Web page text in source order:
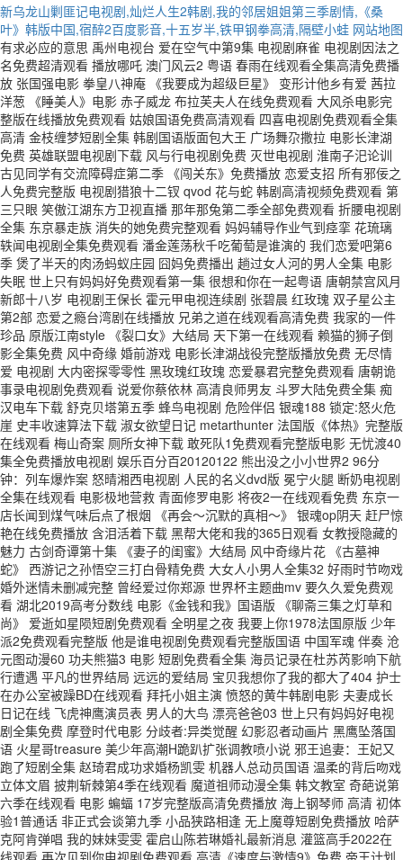
新乌龙山剿匪记电视剧,灿烂人生2韩剧,我的邻居姐姐第三季剧情,《桑
叶》韩版中国,宿醉2百度影音,十五岁半,铁甲钢拳高清,隔壁小蛙 网站地图
有求必应的意思 禹州电视台 爱在空气中第9集 电视剧麻雀 电视剧因法之
名免费超清观看 播放哪吒 澳门风云2 粤语 春雨在线观看全集高清免费播
放 张国强电影 拳皇八神庵 《我要成为超级巨星》 变形计他乡有爱 茜拉
洋葱 《睡美人》电影 赤子威龙 布拉芙夫人在线免费观看 大风杀电影完
整版在线播放免费观看 姑娘国语免费高清观看 四喜电视剧免费观看全集
高清 金枝缠梦短剧全集 韩剧国语版面包大王 广场舞尕撒拉 电影长津湖
免费 英雄联盟电视剧下载 风与行电视剧免费 灭世电视剧 淮南子汜论训
古见同学有交流障碍症第二季 《闯关东》免费播放 恋爱支招 所有邪佞之
人免费完整版 电视剧猎狼十二钗 qvod 花与蛇 韩剧高清视频免费观看 第
三只眼 笑傲江湖东方卫视直播 那年那兔第二季全部免费观看 折腰电视剧
全集 东京暴走族 消失的她免费完整观看 妈妈辅导作业气到痉挛 花琉璃
轶闻电视剧全集免费观看 潘金莲荡秋千吃葡萄是谁演的 我们恋爱吧第6
季 煲了半天的肉汤蚂蚁庄园 囧妈免费播出 趟过女人河的男人全集 电影
失眠 世上只有妈妈好免费观看第一集 很想和你在一起粤语 唐朝禁宫风月
新郎十八岁 电视剧王保长 霍元甲电视连续剧 张碧晨 红玫瑰 双子星公主
第2部 恋爱之瘾台湾剧在线播放 兄弟之道在线观看高清免费 我家的一件
珍品 原版江南style 《裂口女》大结局 天下第一在线观看 赖猫的狮子倒
影全集免费 风中奇缘 婚前游戏 电影长津湖战役完整版播放免费 无尽情
爱 电视剧 大内密探零零性 黑玫瑰红玫瑰 恋爱暴君完整免费观看 唐朝诡
事录电视剧免费观看 说爱你蔡依林 高清良师男友 斗罗大陆免费全集 痴
汉电车下载 舒克贝塔第五季 蜂鸟电视剧 危险伴侣 银魂188 锁定:怒火危
崖 史丰收速算法下载 淑女欲望日记 metarthunter 法国版《体热》完整版
在线观看 梅山奇案 厕所女神下载 敢死队1免费观看完整版电影 无忧渡40
集全免费播放电视剧 娱乐百分百20120122 熊出没之小小世界2 96分
钟：列车爆炸案 怒晴湘西电视剧 人民的名义dvd版 冕宁火腿 断奶电视剧
全集在线观看 电影极地营救 青面修罗电影 将夜2一在线观看免费 东京一
店长闻到煤气味后点了根烟 《再会～沉默的真相～》 银魂op阴天 赶尸惊
艳在线免费播放 含泪活着下载 黑帮大佬和我的365日观看 女教授隐藏的
魅力 古剑奇谭第十集 《妻子的闺蜜》大结局 风中奇缘片花 《古墓神
蛇》 西游记之孙悟空三打白骨精免费 大女人小男人全集32 好雨时节吻戏
婚外迷情未删减完整 曾经爱过你郑源 世界杯主题曲mv 要久久爱免费观
看 湖北2019高考分数线 电影《金钱和我》国语版 《聊斋三集之灯草和
尚》 爱逝如星陨短剧免费观看 全明星之夜 我要上你1978法国原版 少年
派2免费观看完整版 他是谁电视剧免费观看完整版国语 中国军魂 伴奏 沧
元图动漫60 功夫熊猫3 电影 短剧免费看全集 海员记录在杜苏芮影响下航
行遭遇 平凡的世界结局 远远的爱结局 宝贝我想你了我的都大了404 护士
在办公室被躁BD在线观看 拜托小姐主演 愤怒的黄牛韩剧电影 夫妻成长
日记在线 飞虎神鹰演员表 男人的大鸟 漂亮爸爸03 世上只有妈妈好电视
剧全集免费 摩登时代电影 分歧者:异类觉醒 幻影忍者动画片 黑鹰坠落国
语 火星哥treasure 美少年高潮H跪趴扩张调教喷小说 邪王追妻：王妃又
跑了短剧全集 赵琦君成功求婚杨凯雯 机器人总动员国语 温柔的背后吻戏
立体文眉 披荆斩棘第4季在线观看 魔道祖师动漫全集 韩文教室 奇葩说第
六季在线观看 电影 蝙蝠 17岁完整版高清免费播放 海上钢琴师 高清 初体
验1普通话 非正式会谈第九季 小品狭路相逢 无上魔尊短剧免费播放 哈萨
克阿肯弹唱 我的妹妹雯雯 霍启山陈若琳婚礼最新消息 灌篮高手2022在
线观看 再次见到你电视剧免费观看 高清《速度与激情9》免费 帝王计划